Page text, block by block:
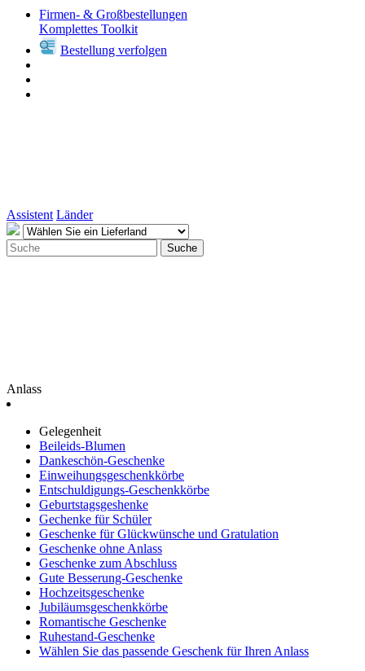
Firmen- & Großbestellungen
Komplettes Toolkit
Bestellung verfolgen
Assistent Länder
Suche
Anlass
Gelegenheit
Beileids-Blumen
Dankeschön-Geschenke
Einweihungsgeschenkkörbe
Entschuldigungs-Geschenkkörbe
Geburtstagsgeshenke
Gechenke für Schüler
Geschenke für Glückwünsche und Gratulation
Geschenke ohne Anlass
Geschenke zum Abschluss
Gute Besserung-Geschenke
Hochzeitsgeschenke
Jubiläumsgeschenkkörbe
Romantische Geschenke
Ruhestand-Geschenke
Wählen Sie das passende Geschenk für Ihren Anlass